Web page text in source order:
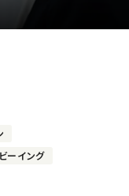
ーイング